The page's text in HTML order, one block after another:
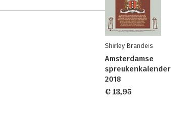
Shirley Brandeis
Amsterdamse
spreukenkalender
2018
€ 13,95